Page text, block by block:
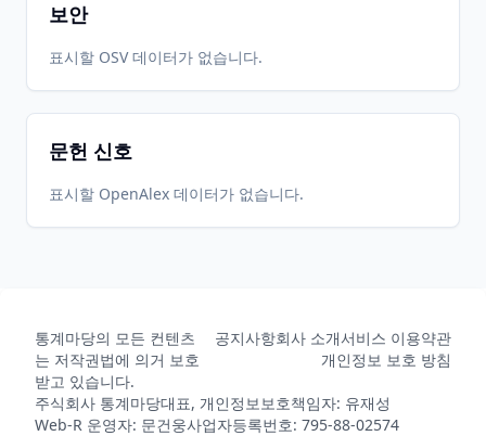
보안
표시할 OSV 데이터가 없습니다.
문헌 신호
표시할 OpenAlex 데이터가 없습니다.
통계마당의 모든 컨텐츠
는 저작권법에 의거 보호
받고 있습니다.
공지사항회사 소개서비스 이용약관
개인정보 보호 방침
주식회사 통계마당대표, 개인정보보호책임자: 유재성
Web-R 운영자: 문건웅사업자등록번호: 795-88-02574